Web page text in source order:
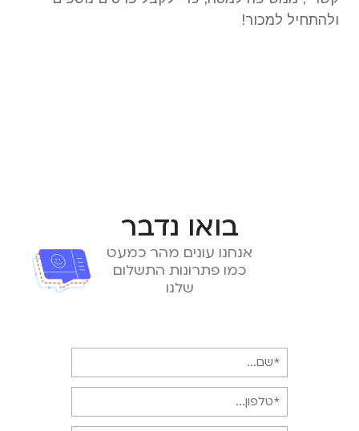
ולהתחיל למכור!
בואו נדבר
אנחנו עונים מהר כמעט
כמו פתרונות התשלום
שלנו